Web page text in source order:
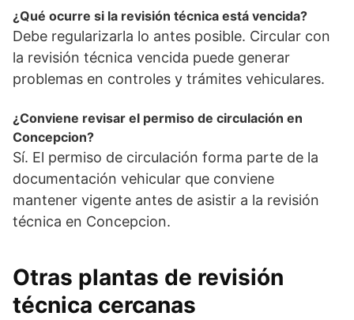
¿Qué ocurre si la revisión técnica está vencida?
Debe regularizarla lo antes posible. Circular con
la revisión técnica vencida puede generar
problemas en controles y trámites vehiculares.
¿Conviene revisar el permiso de circulación en
Concepcion?
Sí. El permiso de circulación forma parte de la
documentación vehicular que conviene
mantener vigente antes de asistir a la revisión
técnica en Concepcion.
Otras plantas de revisión
técnica cercanas